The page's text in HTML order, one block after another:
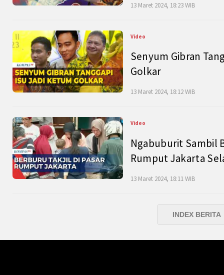
13 Maret 2024, 18:23 WIB
Video
Senyum Gibran
Golkar
13 Maret 2024, 18:12 WIB
Video
Ngabuburit Sambil
Rumput Jakarta
13 Maret 2024, 18:11 WIB
INDEX BERITA